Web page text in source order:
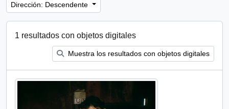
Dirección: Descendente
1 resultados con objetos digitales
Muestra los resultados con objetos digitales